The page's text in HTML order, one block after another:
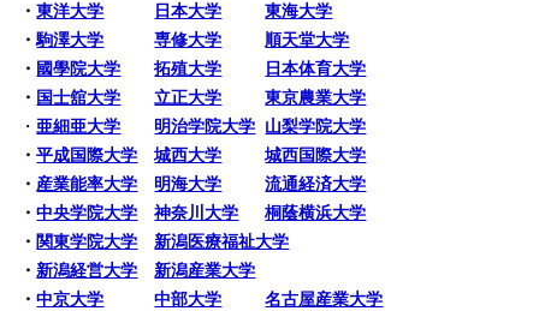
・東洋大学 日本大学
東海大学
・駒澤大学 専修大学
順天堂大学
・ 國學院大学 拓殖大学
日本体育大学
・ 国士舘大学 立正大学
東京農業大学
・ 亜細亜大学 明治学院大学 山梨学院大学
・平成国際大学 城西大学
城西国際大学
・ 産業能率大学 明海大学
流通経済大学
・中央学院大学 神奈川大学
桐蔭横浜大学
・ 関東学院大学
新潟医療福祉大学
・ 新潟経営大学
新潟産業大学
・中京大学 中部大学
名古屋産業大学